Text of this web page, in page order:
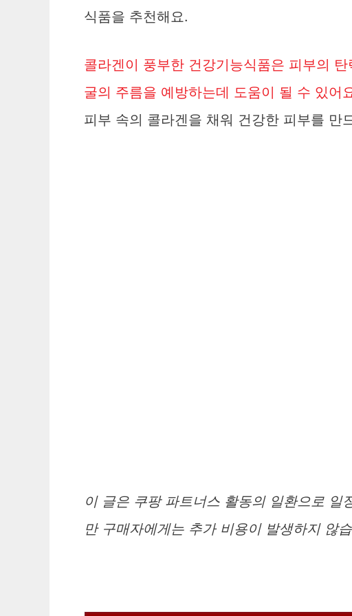
식품을 추천해요.
콜라겐이 풍부한 건강기능식품은 피부의
굴의 주름을 예방하는데 도움이 될 수 있어
피부 속의 콜라겐을 채워 건강한 피부를 만
이 글은 쿠팡 파트너스 활동의 일환으로
만 구매자에게는 추가 비용이 발생하지 않